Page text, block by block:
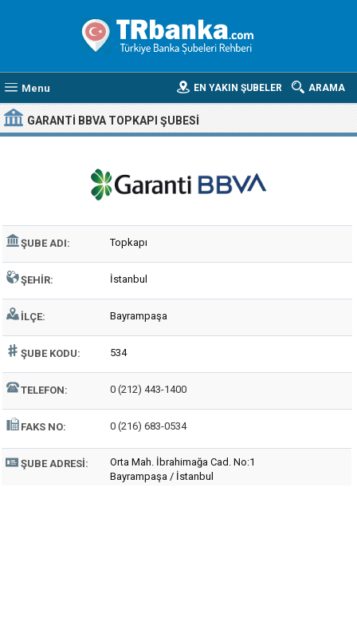
Menu ARAMA
EN YAKIN ŞUBELER
GARANTI BBVA TOPKAPI ŞUBESI
ŞUBE ADI: Topkapı
ŞEHIR: İstanbul
İLÇE: Bayrampaşa
ŞUBE KODU: 534
TELEFON: 0 (212) 443-1400
FAKS NO: 0 (216) 683-0534
ŞUBE ADRESI:
Orta Mah. İbrahimağa Cad. No:1
Bayrampaşa / İstanbul